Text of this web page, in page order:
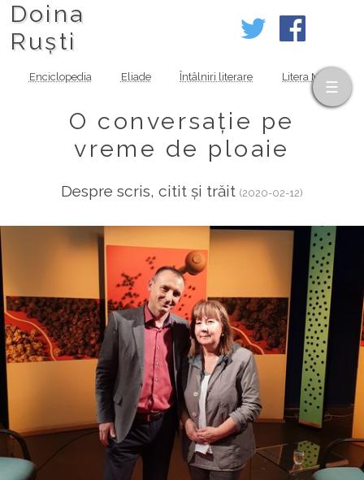
Doina
Ruști
Enciclopedia Eliade Întâlniri literare Litera MOV
O conversație pe
vreme de ploaie
Despre scris, citit și trăit (2020-02-12)